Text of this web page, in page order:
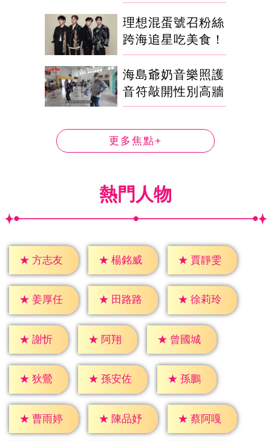
理想混蛋號召粉絲
跨海追星吃美食！
海島爺奶音樂照護
音符敲開性別高牆
更多焦點+
熱門人物
★ 方志友 ★ 楊銘威 ★ 賈靜雯
★ 姜厚任 ★ 田路路 ★ 徐莉玲
★ 謝忻 ★ 阿翔 ★ 曾國城
★ 狄鶯 ★ 孫安佐 ★ 孫鵬
★ 曹雨婷 ★ 陳品妤 ★ 蔡阿嘎